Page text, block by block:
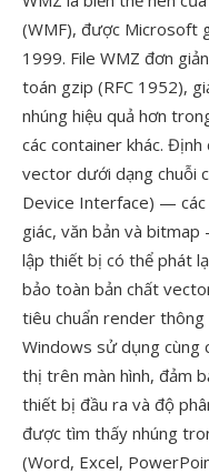
(WMF), được Microsoft
1999. File WMZ đơn
toán gzip (RFC 1952),
nhúng hiệu quả hơn
các container khác.
vector dưới dạng chuỗi
Device Interface) — các
giác, văn bản và
lập thiết bị có thể phát
bảo toàn bản chất
tiêu chuẩn render thông
Windows sử dụng cùng
thị trên màn hình, đảm
thiết bị đầu ra và độ
được tìm thấy nhúng
(Word, Excel,